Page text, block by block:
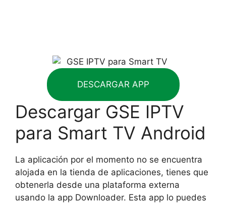
DESCARGAR APP
Descargar GSE IPTV
para Smart TV Android
La aplicación por el momento no se encuentra
alojada en la tienda de aplicaciones, tienes que
obtenerla desde una plataforma externa
usando la app Downloader. Esta app lo puedes